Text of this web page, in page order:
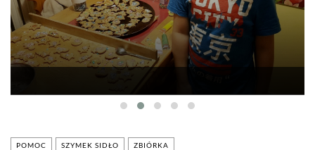
POMOC SZYMEK SIDŁO ZBIÓRKA